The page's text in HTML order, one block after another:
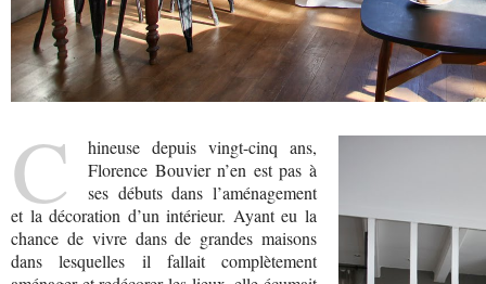
C
hineuse depuis vingt-cinq ans,
Florence Bouvier n’en est pas à
ses débuts dans l’aménagement
et la décoration d’un intérieur. Ayant eu la
chance de vivre dans de grandes maisons
dans lesquelles il fallait complètement